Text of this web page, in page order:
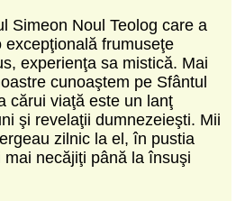
Simeon Noul Teolog care a
frumuseţe
experienţa sa mistică. Mai
cunoaştem pe Sfântul
cărui viaţă este un lanţ
şi revelaţii dumnezeieşti. Mii
zilnic la el, în pustia
necăjiţi până la însuşi